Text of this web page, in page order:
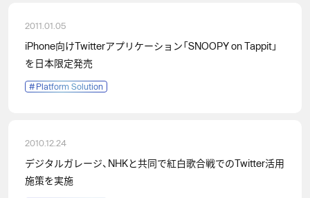
2011.01.05
iPhone向けTwitterアプリケーション「SNOOPY on Tappit」
を日本限定発売
# Platform Solution
2010.12.24
デジタルガレージ、NHKと共同で紅白歌合戦でのTwitter活用
施策を実施